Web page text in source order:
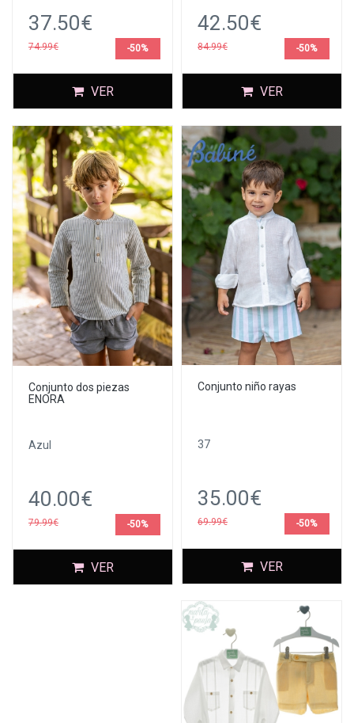
37.50€
74.99€ -50%
VER
42.50€
84.99€ -50%
VER
Conjunto dos piezas
ENORA
Azul
40.00€
79.99€ -50%
VER
Conjunto niño rayas
37
35.00€
69.99€ -50%
VER